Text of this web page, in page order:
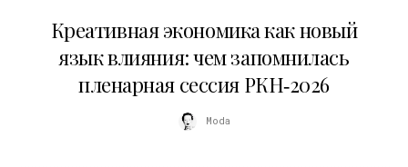
Креативная экономика как новый
язык влияния: чем запомнилась
пленарная сессия РКН‑2026
Moda